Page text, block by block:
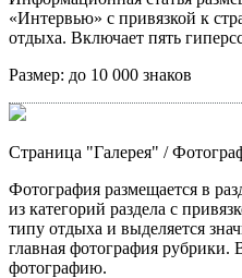
«Интервью» с привязкой к
отдыха. Включает пять
Размер: до 10 000 знаков
Страница "Галерея" /
Фотография размещается в
из категорий раздела с
типу отдыха и выделяется
главная фотография рубрики.
фотографию.